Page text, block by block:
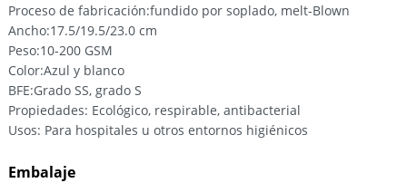
Proceso de fabricación:fundido por soplado, melt-Blown
Ancho:17.5/19.5/23.0 cm
Peso:10-200 GSM
Color:Azul y blanco
BFE:Grado SS, grado S
Propiedades: Ecológico, respirable, antibacterial
Usos: Para hospitales u otros entornos higiénicos
Embalaje